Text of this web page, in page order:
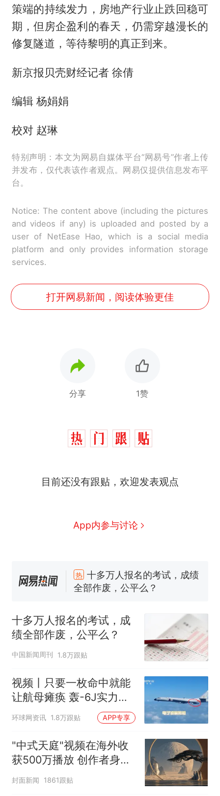
策端的持续发力，房地产行业止跌回稳可
期，但房企盈利的春天，仍需穿越漫长的
修复隧道，等待黎明的真正到来。
新京报贝壳财经记者 徐倩
编辑 杨娟娟
校对 赵琳
特别声明：本文为网易自媒体平台“网易号”作者上传
并发布，仅代表该作者观点。网易仅提供信息发布平
台。
Notice: The content above (including the pictures
and videos if any) is uploaded and posted by a
user of NetEase Hao, which is a social media
platform and only provides information storage
services.
打开网易新闻，阅读体验更佳
分享 1赞
目前还没有跟贴，欢迎发表观点
App内参与讨论
热 十多万人报名的考试，成绩
全部作废，公平么？
家，刚改国名，总统就邀请中
国大使骑行绕了几乎整个国境
线一圈，还曾两次到中国寻根
搬家报价570元，搬到楼下交
5060元才肯搬上楼！女子傻眼
了……
视频丨只要一枚命中就能让航
空调24小时开着反而更省电？
电力部门回应
佛山一中学招聘物理教师，笔
试前13名均遭淘汰？教育局：
核查
全部作废，公平么？
十多万人报名的考试，成
绩全部作废，公平么？
中国新闻周刊 1.8万跟贴
视频丨只要一枚命中就能
让航母瘫痪 轰-6J实力有
多强？
环球网资讯 1.8万跟贴 APP专享
"中式天庭"视频在海外收
获500万播放 创作者身份
披露
封面新闻 1861跟贴